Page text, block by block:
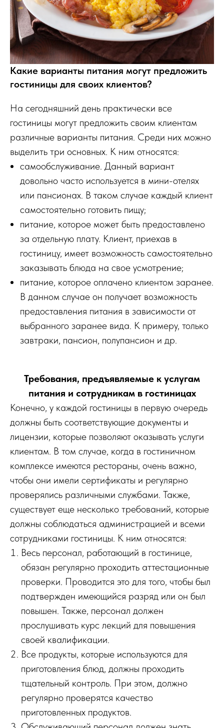
Какие варианты питания могут предложить
гостиницы для своих клиентов?
На сегодняшний день практически все
гостиницы могут предложить своим клиентам
различные варианты питания. Среди них можно
выделить три основных. К ним относятся:
самообслуживание. Данный вариант
довольно часто используется в мини-отелях
или пансионах. В таком случае каждый клиент
самостоятельно готовить пищу;
питание, которое может быть предоставлено
за отдельную плату. Клиент, приехав в
гостиницу, имеет возможность самостоятельно
заказывать блюда на свое усмотрение;
питание, которое оплачено клиентом заранее.
В данном случае он получает возможность
предоставления питания в зависимости от
выбранного заранее вида. К примеру, только
завтраки, пансион, полупансион и др.
Требования, предъявляемые к услугам
питания и сотрудникам в гостиницах
Конечно, у каждой гостиницы в первую очередь
должны быть соответствующие документы и
лицензии, которые позволяют оказывать услуги
клиентам. В том случае, когда в гостиничном
комплексе имеются рестораны, очень важно,
чтобы они имели сертификаты и регулярно
проверялись различными службами. Также,
существует еще несколько требований, которые
должны соблюдаться администрацией и всеми
сотрудниками гостиницы. К ним относятся:
Весь персонал, работающий в гостинице,
обязан регулярно проходить аттестационные
проверки. Проводится это для того, чтобы был
подтвержден имеющийся разряд или он был
повышен. Также, персонал должен
прослушивать курс лекций для повышения
своей квалификации.
Все продукты, которые используются для
приготовления блюд, должны проходить
тщательный контроль. При этом, должно
регулярно проверятся качество
приготовленных продуктов.